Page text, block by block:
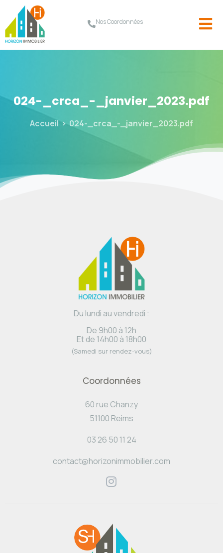
Nos Coordonnées
024-_crca_-_janvier_2023.pdf
Accueil 024-_crca_-_janvier_2023.pdf
Du lundi au vendredi :
De 9h00 à 12h
Et de 14h00 à 18h00
(Samedi sur rendez-vous)
Coordonnées
60 rue Chanzy
51100 Reims
03 26 50 11 24
contact@horizonimmobilier.com